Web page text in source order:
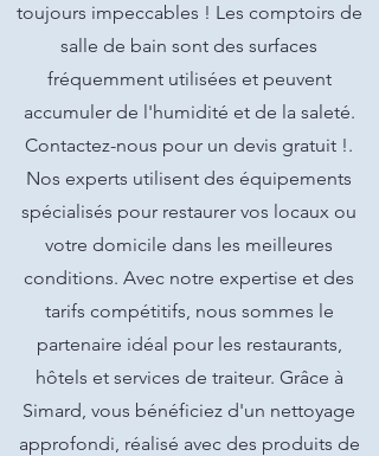
toujours impeccables ! Les comptoirs de
salle de bain sont des surfaces
fréquemment utilisées et peuvent
accumuler de l'humidité et de la saleté.
Contactez-nous pour un devis gratuit !.
Nos experts utilisent des équipements
spécialisés pour restaurer vos locaux ou
votre domicile dans les meilleures
conditions. Avec notre expertise et des
tarifs compétitifs, nous sommes le
partenaire idéal pour les restaurants,
hôtels et services de traiteur. Grâce à
Simard, vous bénéficiez d'un nettoyage
approfondi, réalisé avec des produits de